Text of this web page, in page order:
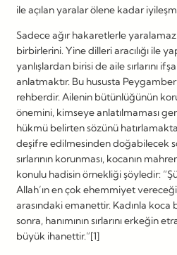
ile açılan yaralar ölene kadar
Sadece ağır hakaretlerle
birbirlerini. Yine dilleri aracılığı ile
yanlışlardan birisi de aile sırlarını
anlatmaktır. Bu hususta
rehberdir. Ailenin bütünlüğünün
önemini, kimseye anlatılmaması
hükmü belirten sözünü hatırlamakta
deşifre edilmesinden doğabilecek
sırlarının korunması, kocanın
konulu hadisin örnekliği şöyledir:
Allah’ın en çok ehemmiyet
arasındaki emanettir. Kadınla koca
sonra, hanımının sırlarını erkeğin
büyük ihanettir.”[1]